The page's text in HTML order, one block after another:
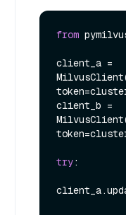
from
client_a =
client_b =
try: